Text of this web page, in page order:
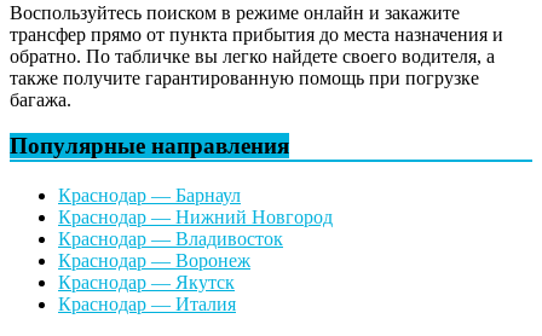
Воспользуйтесь поиском в режиме онлайн и закажите
трансфер прямо от пункта прибытия до места назначения и
обратно. По табличке вы легко найдете своего водителя, а
также получите гарантированную помощь при погрузке
багажа.
Популярные направления
Краснодар — Барнаул
Краснодар — Нижний Новгород
Краснодар — Владивосток
Краснодар — Воронеж
Краснодар — Якутск
Краснодар — Италия